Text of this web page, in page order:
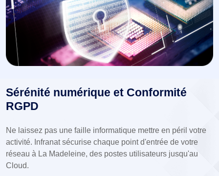
Sérénité numérique et Conformité
RGPD
Ne laissez pas une faille informatique mettre en péril votre
activité. Infranat sécurise chaque point d'entrée de votre
réseau à La Madeleine, des postes utilisateurs jusqu'au
Cloud.